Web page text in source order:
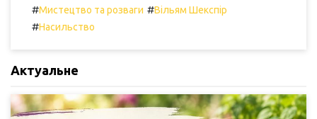
#Мистецтво та розваги #Вільям Шекспір
#Насильство
Актуальне